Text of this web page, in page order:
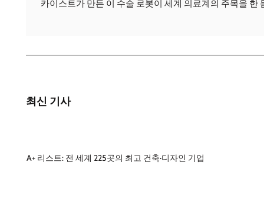
카이스트가 만든 이 수술 로봇이 세계 의료계의 주목을 한
최신 기사
A+ 리스트: 전 세계 225곳의 최고 건축·디자인 기업